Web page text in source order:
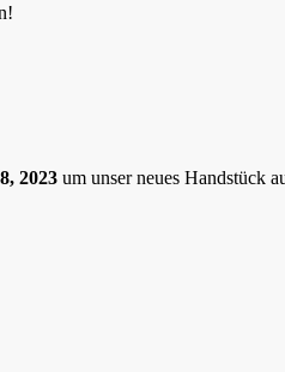
2023 um unser neues Handstück